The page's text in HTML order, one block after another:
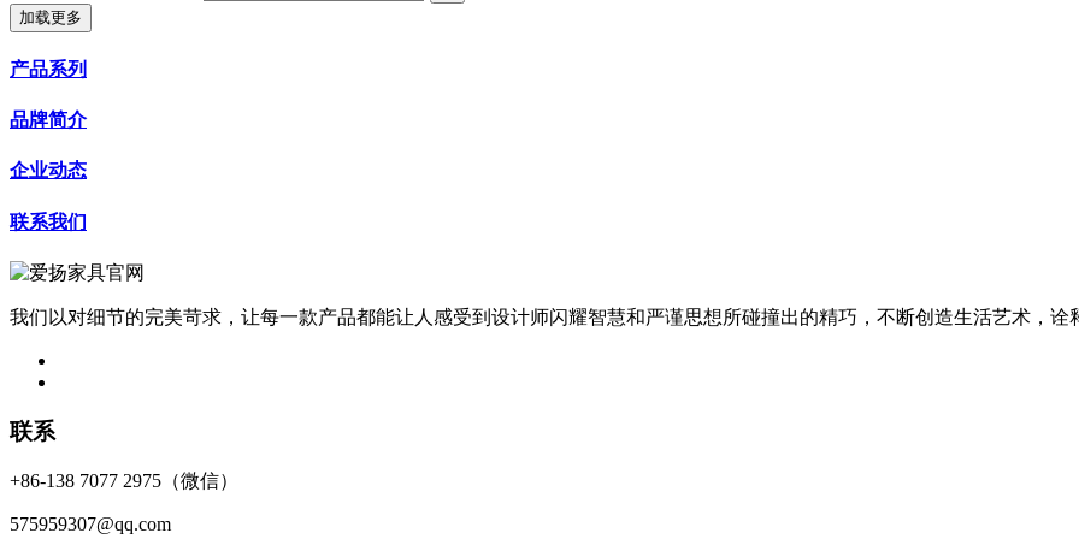
加载更多
产品系列
品牌简介
企业动态
联系我们
我们以对细节的完美苛求，让每一款产品都能让人感受到设计师闪耀智慧和严谨思想所碰撞出的精巧，不断创造生活艺术，诠
联系
+86-138 7077 2975（微信）
575959307@qq.com